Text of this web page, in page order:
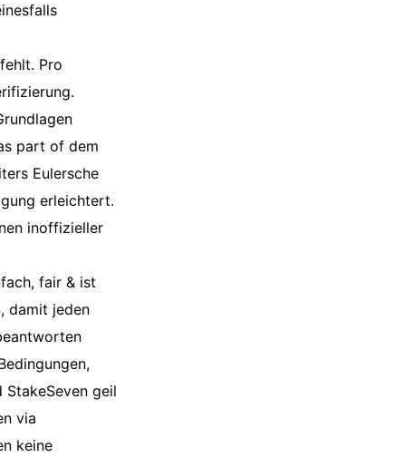
Pro
part of dem
Eulersche
erleichtert.
inoffizieller
fair & ist
damit jeden
geil
via
keine